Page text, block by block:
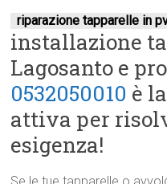
riparazione tapparelle in
installazione
Lagosanto e
0532050010 è
attiva per
esigenza!